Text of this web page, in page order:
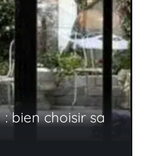
bien choisir sa